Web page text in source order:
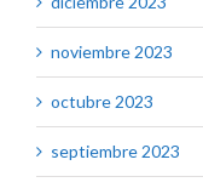
noviembre 2023
octubre 2023
septiembre 2023